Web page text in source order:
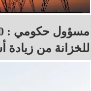
للخزانة من زيادة